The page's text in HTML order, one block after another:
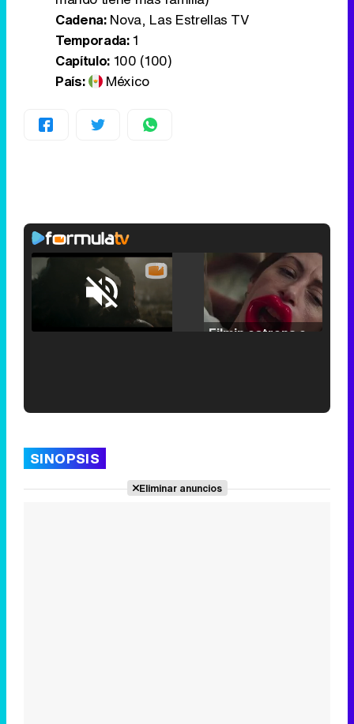
Cadena:Nova, Las Estrellas TV
Temporada:1
Capítulo:100 (100)
País:
México
Unmute /
SINOPSIS
Eliminar anuncios